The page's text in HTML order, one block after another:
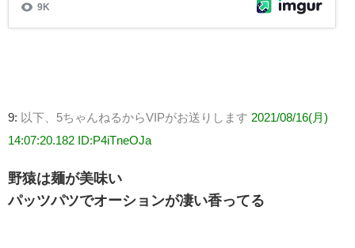
9: 以下、5ちゃんねるからVIPがお送りします 2021/08/16(月)
14:07:20.182 ID:P4iTneOJa
野猿は麺が美味い
パッツパツでオーションが凄い香ってる